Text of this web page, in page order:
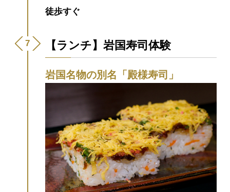
徒歩すぐ
【ランチ】岩国寿司体験
岩国名物の別名「殿様寿司」